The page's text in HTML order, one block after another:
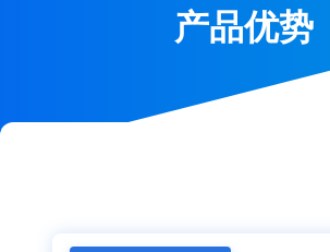
产品优势